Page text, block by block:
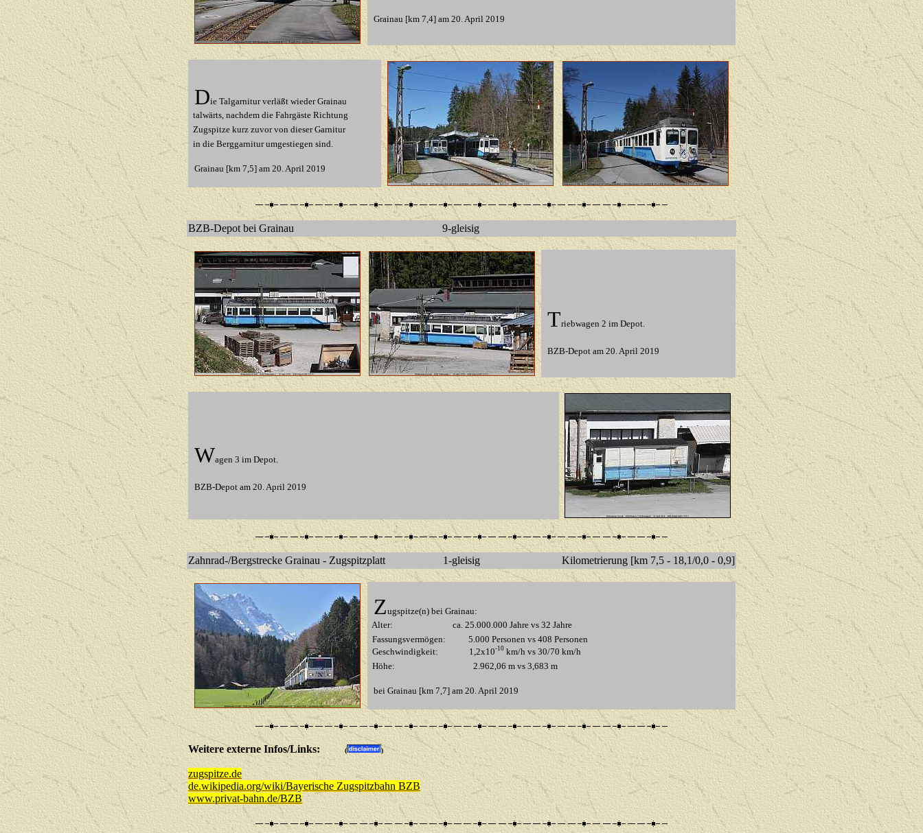
Grainau [km 7,4] am 20. April 2019
Die Talgarnitur verläßt wieder Grainau
talwärts, nachdem die Fahrgäste Richtung
Zugspitze kurz zuvor von dieser Garnitur
in die Berggarnitur umgestiegen sind.
Grainau [km 7,5] am 20. April 2019
BZB-Depot bei Grainau 9-gleisig
Triebwagen 2 im Depot.
BZB-Depot am 20. April 2019
Wagen 3 im Depot.
BZB-Depot am 20. April 2019
Zahnrad-/Bergstrecke Grainau - Zugspitzplatt 1-gleisig Kilometrierung [km 7,5 - 18,1/0,0 - 0,9]
Zugspitze(n) bei Grainau:
Alter: ca. 25.000.000 Jahre vs 32 Jahre
Fassungsvermögen: 5.000 Personen vs 408 Personen
Geschwindigkeit: 1,2x10-10 km/h vs 30/70 km/h
Höhe: 2.962,06 m vs 3,683 m
bei Grainau [km 7,7] am 20. April 2019
Weitere externe Infos/Links: ( )
zugspitze.de
de.wikipedia.org/wiki/Bayerische Zugspitzbahn BZB
www.privat-bahn.de/BZB